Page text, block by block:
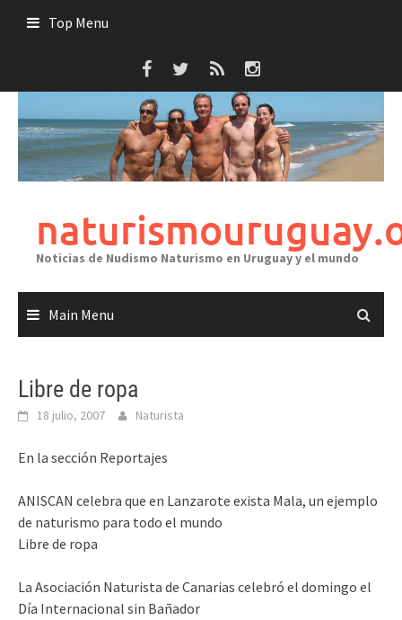
Top Menu
Noticias de Nudismo Naturismo en Uruguay y el mundo
Main Menu
Libre de ropa
18 julio, 2007 Naturista
En la sección Reportajes
ANISCAN celebra que en Lanzarote exista Mala, un ejemplo
de naturismo para todo el mundo
Libre de ropa
La Asociación Naturista de Canarias celebró el domingo el
Día Internacional sin Bañador